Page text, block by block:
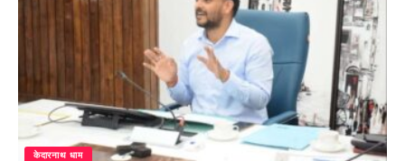
केदारनाथ धाम